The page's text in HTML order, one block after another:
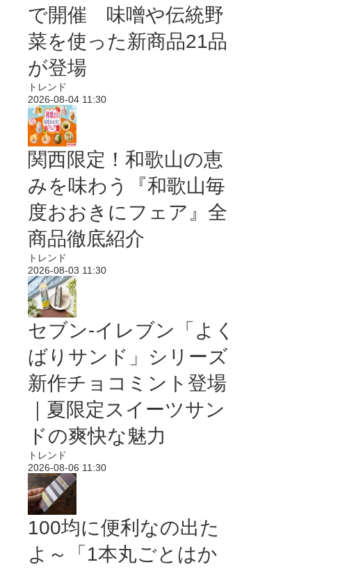
で開催 味噌や伝統野
菜を使った新商品21品
が登場
トレンド
2026-08-04 11:30
関西限定！和歌山の恵
みを味わう『和歌山毎
度おおきにフェア』全
商品徹底紹介
トレンド
2026-08-03 11:30
セブン‐イレブン「よく
ばりサンド」シリーズ
新作チョコミント登場
｜夏限定スイーツサン
ドの爽快な魅力
トレンド
2026-08-06 11:30
100均に便利なの出た
よ～「1本丸ごとはか